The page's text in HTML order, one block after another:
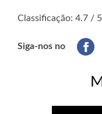
Classificação: 4.7 /
Siga-nos no